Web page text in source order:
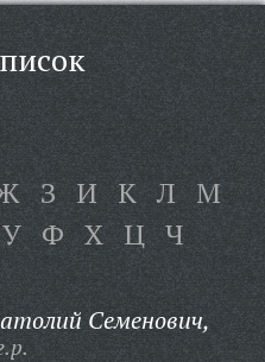
З И К Л М
У Ф Х Ц Ч
Семенович,